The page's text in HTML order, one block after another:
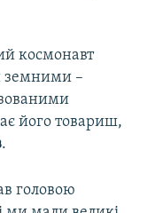
космонавт
земними –
його товариш,
.
головою